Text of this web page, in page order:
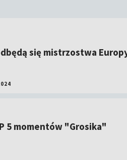
się mistrzostwa
5 momentów "Grosika"